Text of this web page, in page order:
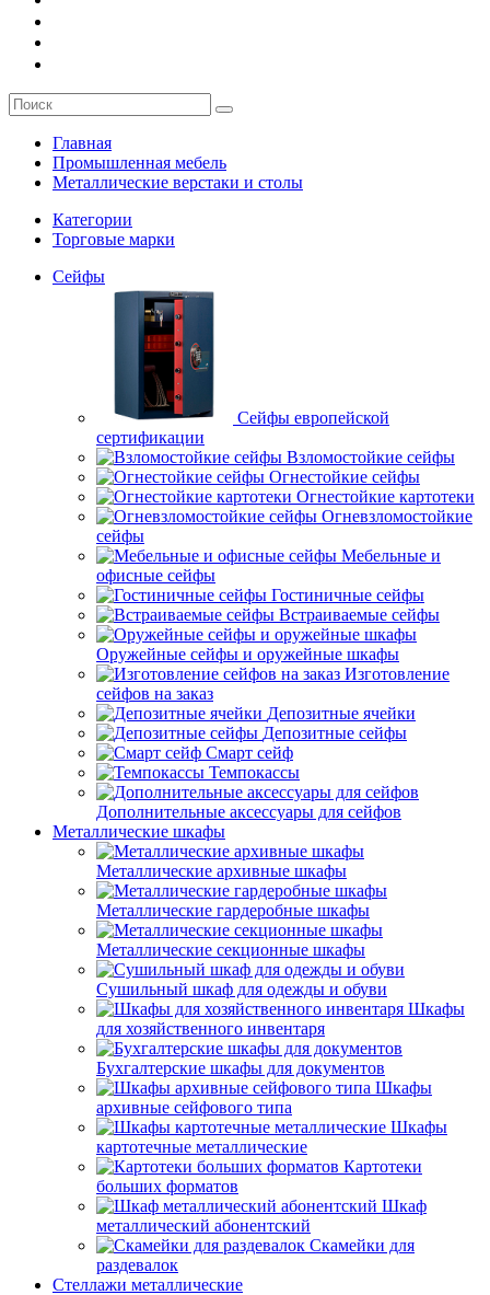
Главная
Промышленная мебель
Металлические верстаки и столы
Категории
Торговые марки
Сейфы
Сейфы европейской
сертификации
Взломостойкие сейфы
Огнестойкие сейфы
Огнестойкие картотеки
Огневзломостойкие
сейфы
Мебельные и
офисные сейфы
Гостиничные сейфы
Встраиваемые сейфы
Оружейные сейфы и оружейные шкафы
Изготовление
сейфов на заказ
Депозитные ячейки
Депозитные сейфы
Смарт сейф
Темпокассы
Дополнительные аксессуары для сейфов
Металлические шкафы
Металлические архивные шкафы
Металлические гардеробные шкафы
Металлические секционные шкафы
Сушильный шкаф для одежды и обуви
Шкафы
для хозяйственного инвентаря
Бухгалтерские шкафы для документов
Шкафы
архивные сейфового типа
Шкафы
картотечные металлические
Картотеки
больших форматов
Шкаф
металлический абонентский
Скамейки для
раздевалок
Стеллажи металлические